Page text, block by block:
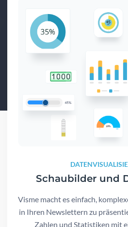
Schaubilder und
Visme macht es einfach,
in Ihren Newslettern zu
Zahlen und Statistiken mit